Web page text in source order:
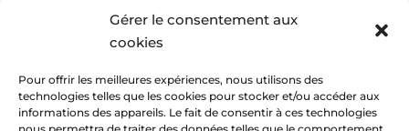
Gérer le consentement aux
cookies
Pour offrir les meilleures expériences, nous utilisons des
technologies telles que les cookies pour stocker et/ou accéder aux
informations des appareils. Le fait de consentir à ces technologies
nous permettra de traiter des données telles que le comportement
Connexion
Flux des publications